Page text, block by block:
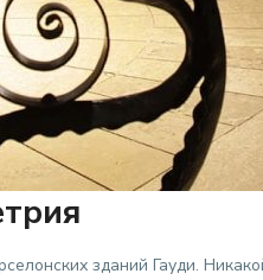
зданий Гауди.